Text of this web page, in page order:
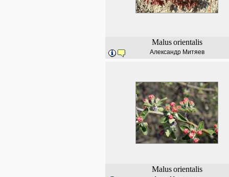
Malus orientalis
Александр Митяев
Malus orientalis